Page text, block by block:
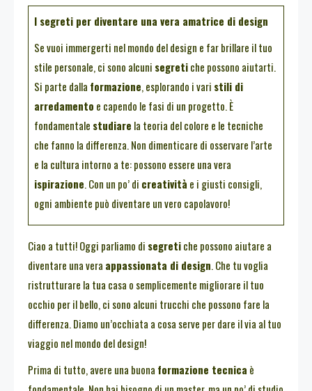
I segreti per diventare una vera amatrice di design
Se vuoi immergerti nel mondo del design e far brillare il tuo
stile personale, ci sono alcuni segretiche possono aiutarti.
Si parte dalla formazione, esplorando i vari stili di
arredamento e capendo le fasi di un progetto. È
fondamentale studiare la teoria del colore e le tecniche
che fanno la differenza. Non dimenticare di osservare l’arte
e la cultura intorno a te: possono essere una vera
ispirazione. Con un po’ di creatività e i giusti consigli,
ogni ambiente può diventare un vero capolavoro!
Ciao a tutti! Oggi parliamo di segretiche possono aiutare a
diventare una vera appassionata di design. Che tu voglia
ristrutturare la tua casa o semplicemente migliorare il tuo
occhio per il bello, ci sono alcuni trucchi che possono fare la
differenza. Diamo un’occhiata a cosa serve per dare il via al tuo
viaggio nel mondo del design!
Prima di tutto, avere una buona formazione tecnica è